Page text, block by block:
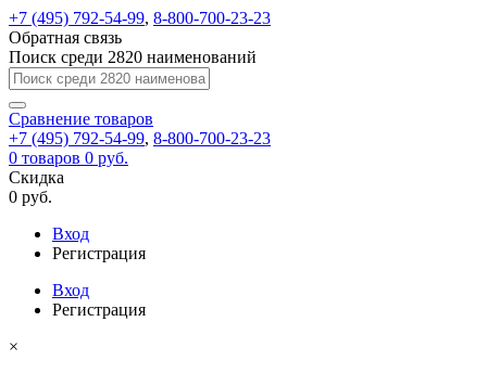
+7 (495) 792-54-99, 8-800-700-23-23
Обратная связь
Поиск среди 2820 наименований
Сравнение товаров
+7 (495) 792-54-99, 8-800-700-23-23
0 товаров 0 руб.
Скидка
0 руб.
Вход
Регистрация
Вход
Регистрация
×